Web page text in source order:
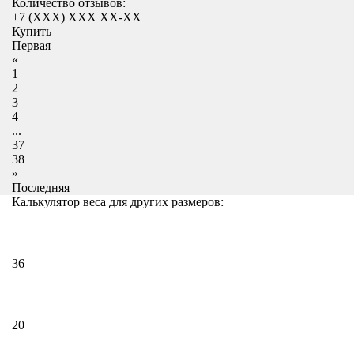
Количество отзывов:
+7 (XXX) ХХХ ХХ-ХХ
Купить
Первая
«
1
2
3
4
...
37
38
»
Последняя
Калькулятор веса для других размеров:
36
20